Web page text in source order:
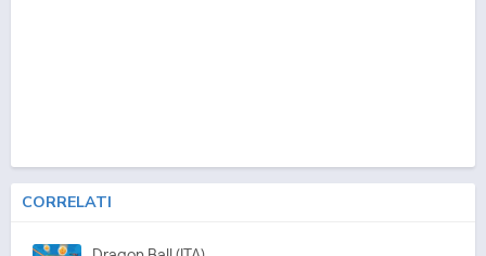
CORRELATI